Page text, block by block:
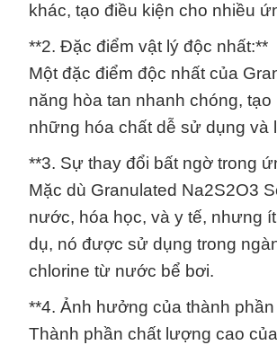
khác, tạo điều kiện cho nhiều
**2. Đặc điểm vật lý độc nhất:**
Một đặc điểm độc nhất của
năng hòa tan nhanh chóng,
những hóa chất dễ sử dụng và
**3. Sự thay đổi bất ngờ trong
Mặc dù Granulated Na2S2O3
nước, hóa học, và y tế, nhưng
dụ, nó được sử dụng trong
chlorine từ nước bể bơi.
**4. Ảnh hưởng của thành
Thành phần chất lượng cao